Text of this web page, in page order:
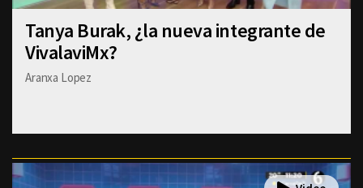
Tanya Burak, ¿la nueva integrante de
VivalaviMx?
Aranxa Lopez